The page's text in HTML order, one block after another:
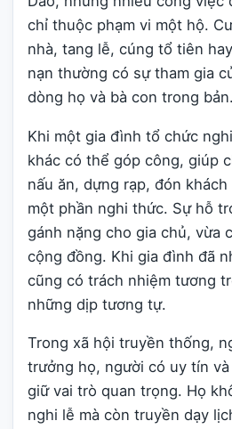
chỉ thuộc phạm vi một hộ.
nhà, tang lễ, cúng tổ tiên
nạn thường có sự tham gia
dòng họ và bà con trong bản.
Khi một gia đình tổ chức
khác có thể góp công, giúp
nấu ăn, dựng rạp, đón
một phần nghi thức. Sự hỗ
gánh nặng cho gia chủ, vừa
cộng đồng. Khi gia đình đã
cũng có trách nhiệm tương
những dịp tương tự.
Trong xã hội truyền thống,
trưởng họ, người có uy tín
giữ vai trò quan trọng. Họ
nghi lễ mà còn truyền dạy